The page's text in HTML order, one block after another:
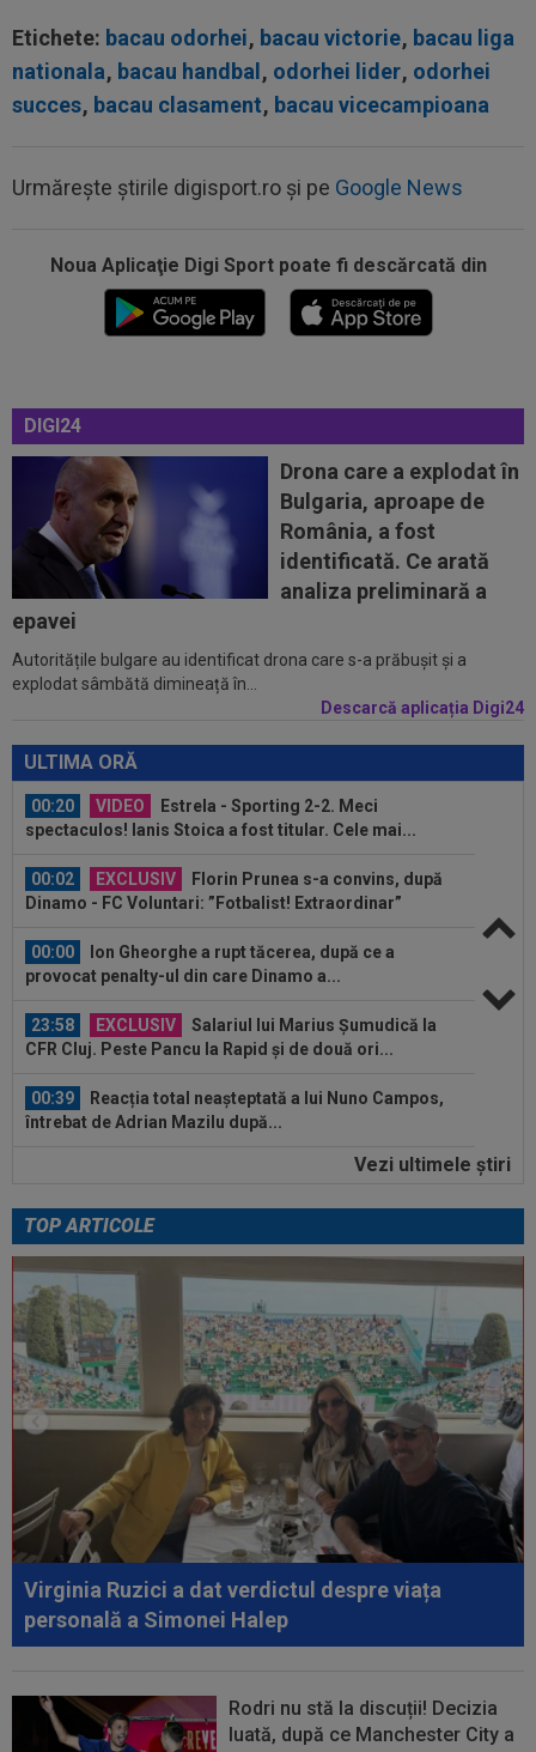
Etichete: bacau odorhei, bacau victorie, bacau liga
nationala, bacau handbal, odorhei lider, odorhei
succes, bacau clasament, bacau vicecampioana
Urmărește știrile digisport.ro și pe Google News
Noua Aplicaţie Digi Sport poate fi descărcată din
DIGI24
Drona care a explodat în
Bulgaria, aproape de
România, a fost
identificată. Ce arată
analiza preliminară a
epavei
Autoritățile bulgare au identificat drona care s-a prăbușit și a
explodat sâmbătă dimineață în...
Descarcă aplicația Digi24
ULTIMA ORĂ
EXCLUSIV
Florin Prunea s-a convins, după
Dinamo - FC Voluntari: ”Fotbalist! Extraordinar”
23:58 EXCLUSIV
Salariul lui Marius Șumudică la
CFR Cluj. Peste Pancu la Rapid și de două ori...
00:39
Reacția total neașteptată a lui Nuno Campos,
întrebat de Adrian Mazilu după...
Florin Pîrvu a surprins pe toată lumea, după
umilința cu Dinamo
00:38 VIDEO
Barcelona a pierdut trofeul ”Friuli
Venezia Giulia Cup”! Udinese a dat lovitura...
ce Dinamo a învins-o pe FC Voluntari cu...
00:20 VIDEO
Estrela - Sporting 2-2. Meci
spectaculos! Ianis Stoica a fost titular. Cele mai...
00:02 EXCLUSIV
Florin Prunea s-a convins, după
Dinamo - FC Voluntari: ”Fotbalist! Extraordinar”
00:00
Ion Gheorghe a rupt tăcerea, după ce a
provocat penalty-ul din care Dinamo a...
23:58 EXCLUSIV
Salariul lui Marius Șumudică la
CFR Cluj. Peste Pancu la Rapid și de două ori...
00:39
Reacția total neașteptată a lui Nuno Campos,
întrebat de Adrian Mazilu după...
Florin Pîrvu a surprins pe toată lumea, după
00:38 VIDEO
Barcelona a pierdut trofeul ”Friuli
Venezia Giulia Cup”! Udinese a dat lovitura...
00:20 VIDEO
Alex Musi a dat declarația serii, după
ce Dinamo a învins-o pe FC Voluntari cu...
00:20 VIDEO
Estrela - Sporting 2-2. Meci
spectaculos! Ianis Stoica a fost titular. Cele mai...
Vezi ultimele ştiri
TOP ARTICOLE
Virginia Ruzici a dat verdictul despre viața
personală a Simonei Halep
Rodri nu stă la discuții! Decizia
luată, după ce Manchester City a